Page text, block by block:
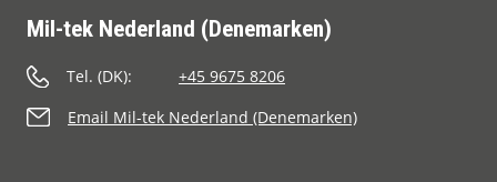
Mil-tek Nederland (Denemarken)
Tel. (DK):
+45 9675 8206
Email Mil-tek Nederland (Denemarken)